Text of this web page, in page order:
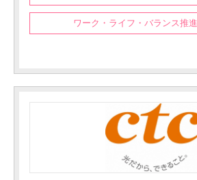
ワーク・ライフ・バランス推